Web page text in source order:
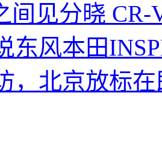
间见分晓 CR-
东风本田
，北京放标